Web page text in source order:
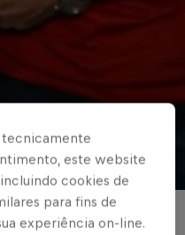
este website
cookies de
para fins de
experiência on-line.